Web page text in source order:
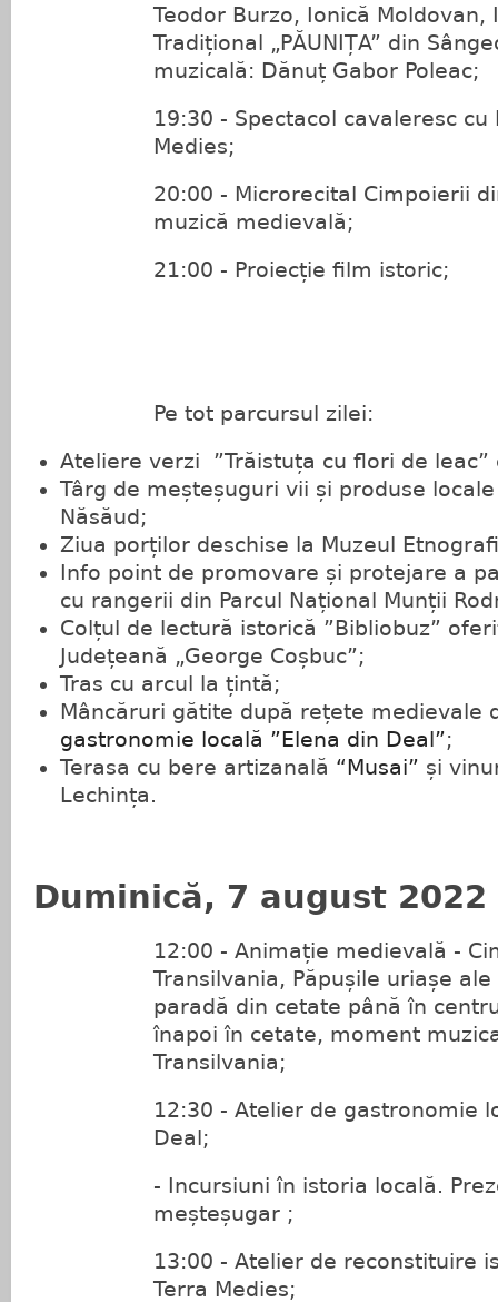
Teodor Burzo, Ionică Moldovan,
Tradițional „PĂUNIȚA” din
muzicală: Dănuț Gabor Poleac;
19:30 - Spectacol cavaleresc cu
Medies;
20:00 - Microrecital Cimpoierii
muzică medievală;
21:00 - Proiecție film istoric;
Pe tot parcursul zilei:
Ateliere verzi ”Trăistuța cu flori de leac”
Târg de meșteșuguri vii și produse
Năsăud;
Ziua porților deschise la Muzeul
Info point de promovare și protejare a
cu rangerii din Parcul Național Munții
Colțul de lectură istorică ”Bibliobuz”
Județeană „George Coșbuc”;
Tras cu arcul la țintă;
Mâncăruri gătite după rețete medievale
gastronomie locală ”Elena din Deal”;
Terasa cu bere artizanală “Musai” și
Lechința.
Duminică, 7 august 2022
12:00 - Animație medievală -
Transilvania, Păpușile uriașe
paradă din cetate până în
înapoi în cetate, moment
Transilvania;
12:30 - Atelier de gastronomie
Deal;
- Incursiuni în istoria locală.
meșteșugar ;
13:00 - Atelier de reconstituire
Terra Medies;